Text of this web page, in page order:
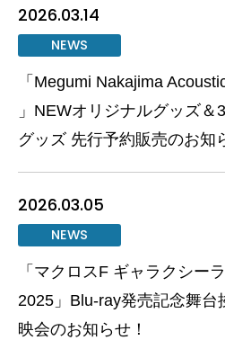
2026.03.14
NEWS
「Megumi Nakajima
」NEWオリジナルグッズ
グッズ 先行予約販売のお
2026.03.05
NEWS
「マクロスF ギャラクシー
2025」Blu-ray発売記念舞台
映会のお知らせ！